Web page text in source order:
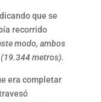
que se
recorrido
modo, ambos
metros).
era completar